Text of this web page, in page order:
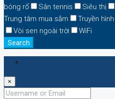
bóng rổ
Sân tennis Siêu thị
Trung tâm mua sắm
Truyền
Vòi sen ngoài trời
WiFi
Search
×